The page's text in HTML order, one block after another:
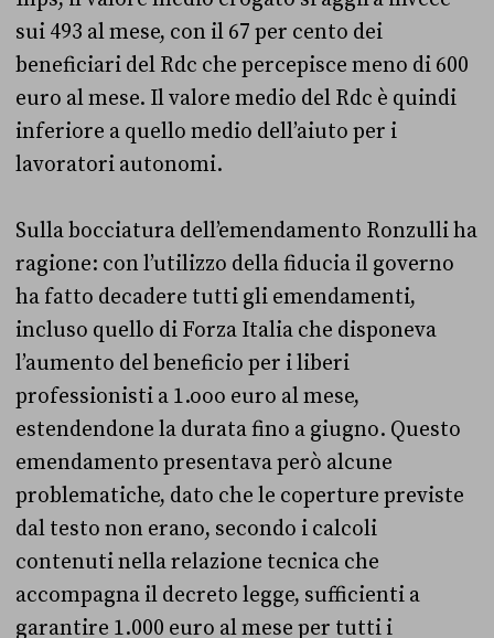
sui 493 al mese, con il 67 per cento dei
beneficiari del Rdc che percepisce meno di 600
euro al mese. Il valore medio del Rdc è quindi
inferiore a quello medio dell’aiuto per i
lavoratori autonomi.
Sulla bocciatura dell’emendamento Ronzulli ha
ragione: con l’utilizzo della fiducia il governo
ha fatto decadere tutti gli emendamenti,
incluso quello di Forza Italia che disponeva
l’aumento del beneficio per i liberi
professionisti a 1.ooo euro al mese,
estendendone la durata fino a giugno. Questo
emendamento presentava però alcune
problematiche, dato che le coperture previste
dal testo non erano, secondo i calcoli
contenuti nella relazione tecnica che
accompagna il decreto legge, sufficienti a
garantire 1.000 euro al mese per tutti i